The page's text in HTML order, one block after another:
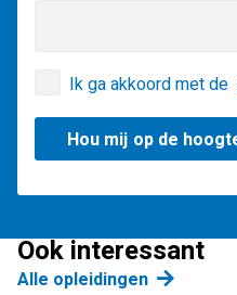
Ik ga akkoord met de
Ook interessant
Alle opleidingen